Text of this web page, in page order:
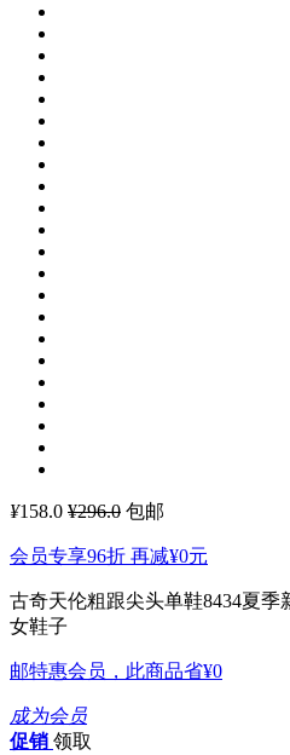
¥158.0 ¥296.0 包邮
会员专享96折 再减¥0元
古奇天伦粗跟尖头单鞋8434夏
女鞋子
邮特惠会员，此商品省¥0
成为会员
促销 领取